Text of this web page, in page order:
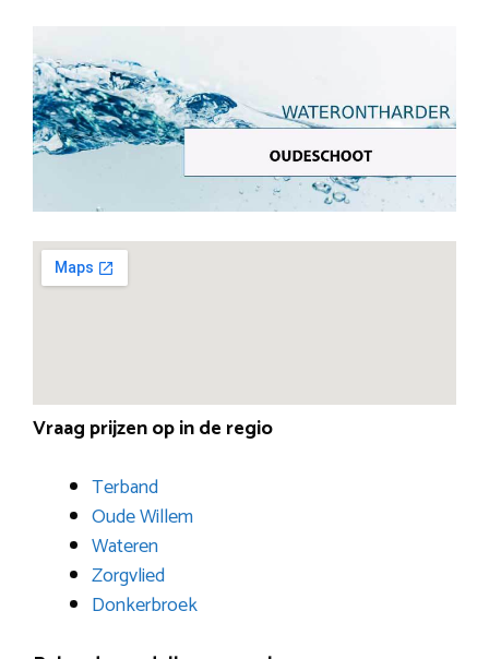
Vraag prijzen op in de regio
Terband
Oude Willem
Wateren
Zorgvlied
Donkerbroek